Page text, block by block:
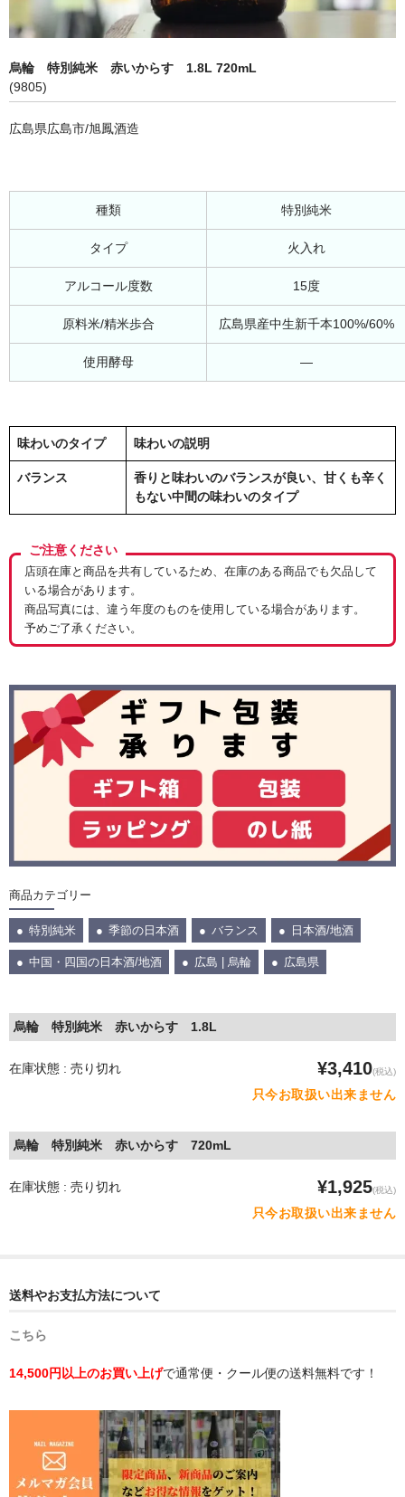
烏輪 特別純米 赤いからす 1.8L 720mL
(9805)
広島県広島市/旭鳳酒造
種類 特別純米
タイプ 火入れ
アルコール度数 15度
原料米/精米歩合 広島県産中生新千本100%/60%
使用酵母 ―
味わいのタイプ 味わいの説明
バランス
香りと味わいのバランスが良い、甘くも辛く
もない中間の味わいのタイプ
ご注意ください
店頭在庫と商品を共有しているため、在庫のある商品でも欠品して
いる場合があります。
商品写真には、違う年度のものを使用している場合があります。
予めご了承ください。
商品カテゴリー
特別純米 季節の日本酒 バランス 日本酒/地酒
中国・四国の日本酒/地酒 広島 | 烏輪 広島県
烏輪 特別純米 赤いからす 1.8L
在庫状態 : 売り切れ ¥3,410(税込)
只今お取扱い出来ません
烏輪 特別純米 赤いからす 720mL
在庫状態 : 売り切れ ¥1,925(税込)
只今お取扱い出来ません
送料やお支払方法について
こちら
14,500円以上のお買い上げで通常便・クール便の送料無料です！